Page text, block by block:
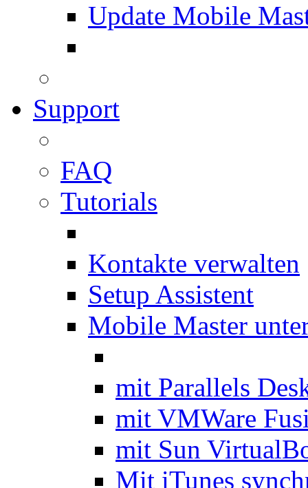
Update Mobile
Support
FAQ
Tutorials
Kontakte verwalten
Setup Assistent
Mobile Master
mit Parallels
mit VMWare
mit Sun
Mit iTunes